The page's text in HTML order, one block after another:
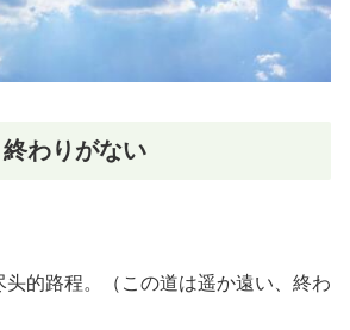
わりがない
头的路程。（この道は遥か遠い、終わ